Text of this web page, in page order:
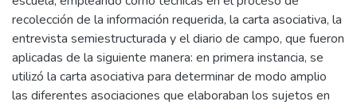
recolección de la información requerida, la carta asociativa, la
entrevista semiestructurada y el diario de campo, que fueron
aplicadas de la siguiente manera: en primera instancia, se
utilizó la carta asociativa para determinar de modo amplio
las diferentes asociaciones que elaboraban los sujetos en